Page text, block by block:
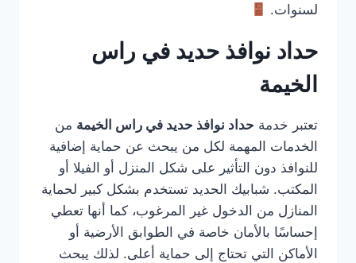
لسنوات.
حداد نوافذ حديد في راس
الخيمة
تعتبر خدمة حداد نوافذ حديد في راس الخيمة من
الخدمات المهمة لكل من يبحث عن حماية إضافية
للنوافذ دون التأثير على شكل المنزل أو الفيلا أو
المكتب. شبابيك الحديد تستخدم بشكل كبير لحماية
المنازل من الدخول غير المرغوب، كما أنها تعطي
إحساسًا بالأمان خاصة في الطوابق الأرضية أو
الأماكن التي تحتاج إلى حماية أعلى. لذلك يبحث